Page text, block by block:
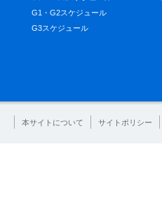
G1・G2スケジュール
G3スケジュール
本サイトについて サイトポリシー